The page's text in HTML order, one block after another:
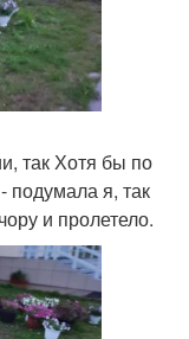
так Хотя бы по
я, так
и пролетело.